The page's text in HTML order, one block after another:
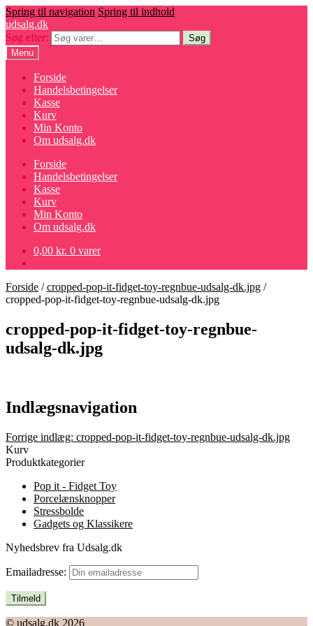
Spring til navigation Spring til indhold
udsalg.dk
Søg efter:
Søg
Menu
Forside
Handelsbetingelser
Kasse
Kurv
Min Konto
Om udsalg.dk
Forside
Handelsbetingelser
Kasse
Kurv
Min Konto
Om udsalg.dk
0,00 kr. 0 varer
Forside /cropped-pop-it-fidget-toy-regnbue-udsalg-dk.jpg /
cropped-pop-it-fidget-toy-regnbue-udsalg-dk.jpg
cropped-pop-it-fidget-toy-regnbue-
udsalg-dk.jpg
Indlægsnavigation
Forrige indlæg: cropped-pop-it-fidget-toy-regnbue-udsalg-dk.jpg
Kurv
Produktkategorier
Pop it - Fidget Toy
Porcelænsknopper
Stressbolde
Gadgets og Klassikere
Nyhedsbrev fra Udsalg.dk
Emailadresse:
© udsalg.dk 2026